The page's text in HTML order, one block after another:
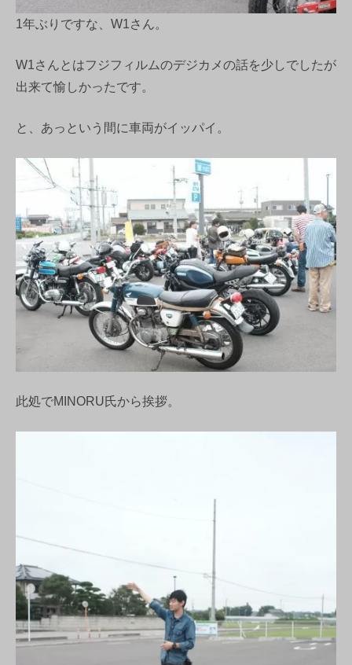
1年ぶりですな、W1さん。
W1さんとはフジフィルムのデジカメの話を少しでしたが
出来て愉しかったです。
と、あっという間に車両がイッパイ。
此処でMINORU氏から挨拶。